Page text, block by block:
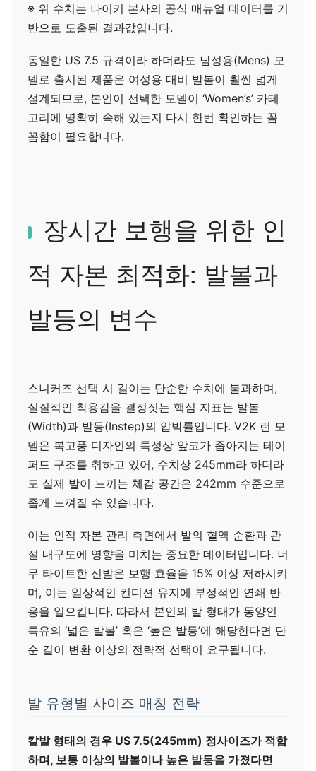
※ 위 수치는 나이키 본사의 공식 매뉴얼 데이터를 기
반으로 도출된 결과값입니다.
동일한 US 7.5 규격이라 하더라도 남성용(Mens) 모
델로 출시된 제품은 여성용 대비 발볼이 훨씬 넓게
설계되므로, 본인이 선택한 모델이 ‘Women’s’ 카테
고리에 명확히 속해 있는지 다시 한번 확인하는 꼼
꼼함이 필요합니다.
장시간 보행을 위한 인
적 자본 최적화: 발볼과
발등의 변수
스니커즈 선택 시 길이는 단순한 수치에 불과하며,
실질적인 착용감을 결정짓는 핵심 지표는 발볼
(Width)과 발등(Instep)의 압박률입니다. V2K 런 모
델은 복고풍 디자인의 특성상 앞코가 좁아지는 테이
퍼드 구조를 취하고 있어, 수치상 245mm라 하더라
도 실제 발이 느끼는 체감 공간은 242mm 수준으로
좁게 느껴질 수 있습니다.
이는 인적 자본 관리 측면에서 발의 혈액 순환과 관
절 내구도에 영향을 미치는 중요한 데이터입니다. 너
무 타이트한 신발은 보행 효율을 15% 이상 저하시키
며, 이는 일상적인 컨디션 유지에 부정적인 연쇄 반
응을 일으킵니다. 따라서 본인의 발 형태가 동양인
특유의 ‘넓은 발볼’ 혹은 ‘높은 발등’에 해당한다면 단
순 길이 변환 이상의 전략적 선택이 요구됩니다.
발 유형별 사이즈 매칭 전략
칼발 형태의 경우 US 7.5(245mm) 정사이즈가 적합
하며, 보통 이상의 발볼이나 높은 발등을 가졌다면